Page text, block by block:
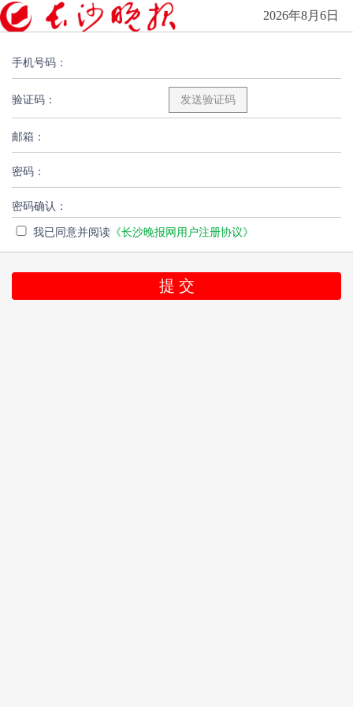
2026年8月6日
手机号码：
验证码：
邮箱：
密码：
密码确认：
我已同意并阅读 《长沙晚报网用户注册协议》
提 交